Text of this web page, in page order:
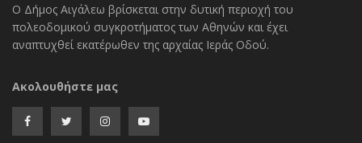
Ο Δήμος Αιγάλεω βρίσκεται στην δυτική περιοχή του
πολεοδομικού συγκροτήματος των Αθηνών και έχει
αναπτυχθεί εκατέρωθεν της αρχαίας Ιεράς Οδού.
Ακολουθήστε μας